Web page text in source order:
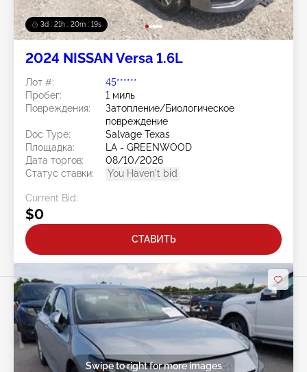
3d : 21h : 20m : 15s
2024 NISSAN Versa 1.6L
Лот #:
45******
Пробег:
1 миль
Повреждения:
Затопление/Биологическое
повреждение
Doc Type:
Salvage Texas
Площадка:
LA - GREENWOOD
Дата торгов:
08/10/2026
Статус ставки:
You Haven't bid
Current Bid:
$0
СТАВИТЬ
Swipe to right for more images